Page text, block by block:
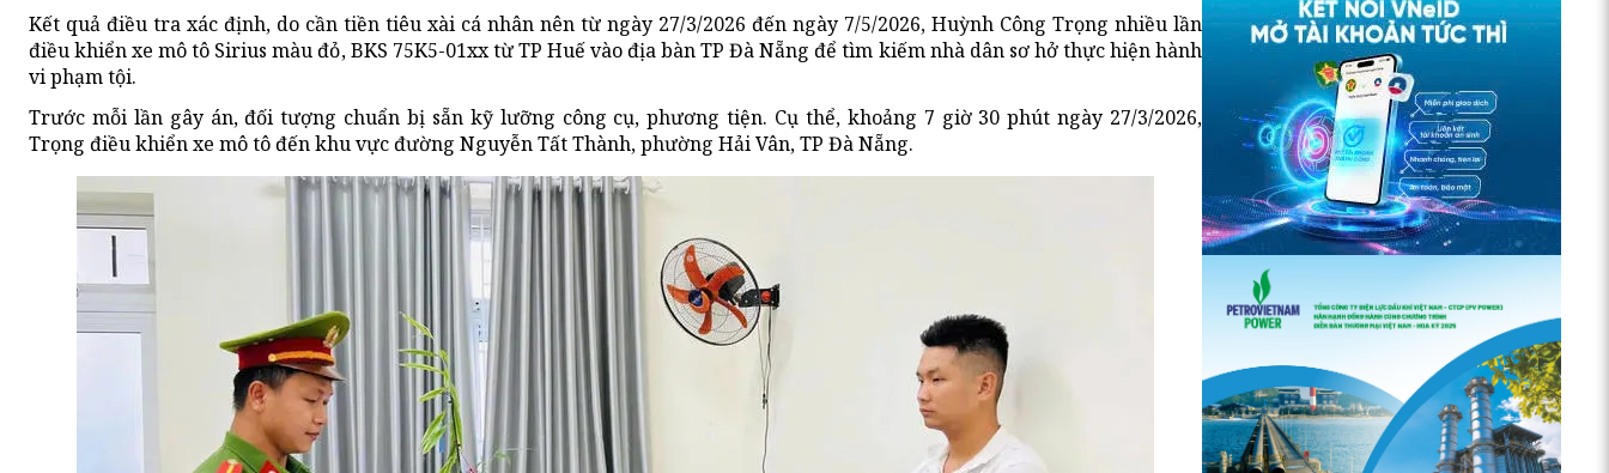
Kết quả điều tra xác định, do cần tiền tiêu xài cá nhân nên từ ngày 27/3/2026 đến ngày 7/5/2026, Huỳnh Công Trọng nhiều lần
điều khiển xe mô tô Sirius màu đỏ, BKS 75K5-01xx từ TP Huế vào địa bàn TP Đà Nẵng để tìm kiếm nhà dân sơ hở thực hiện hành
vi phạm tội.
Trước mỗi lần gây án, đối tượng chuẩn bị sẵn kỹ lưỡng công cụ, phương tiện. Cụ thể, khoảng 7 giờ 30 phút ngày 27/3/2026,
Trọng điều khiển xe mô tô đến khu vực đường Nguyễn Tất Thành, phường Hải Vân, TP Đà Nẵng.